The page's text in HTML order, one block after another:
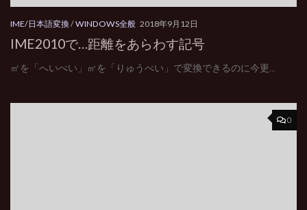
IME/日本語変換 /WINDOWS全般 2018年9月12日
IME2010で…距離をあらわす記号
㎡を「へいべい」㎥を「りゅうべい」で変換できるのに今更...
0